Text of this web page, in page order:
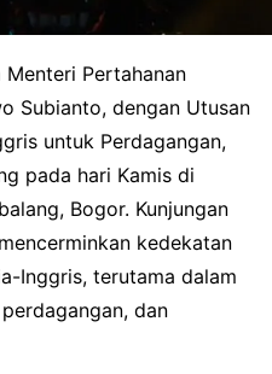
Menteri Pertahanan
Subianto, dengan Utusan
untuk Perdagangan,
pada hari Kamis di
Bogor. Kunjungan
kedekatan
Inggris, terutama dalam
dan